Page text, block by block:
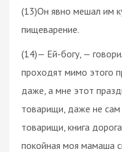
(13)Он явно мешал им
пищеварение.
(14)— Ей-богу, —
проходят мимо этого
даже, а мне этот
товарищи, даже не сам
товарищи, книга
покойная моя мамаша